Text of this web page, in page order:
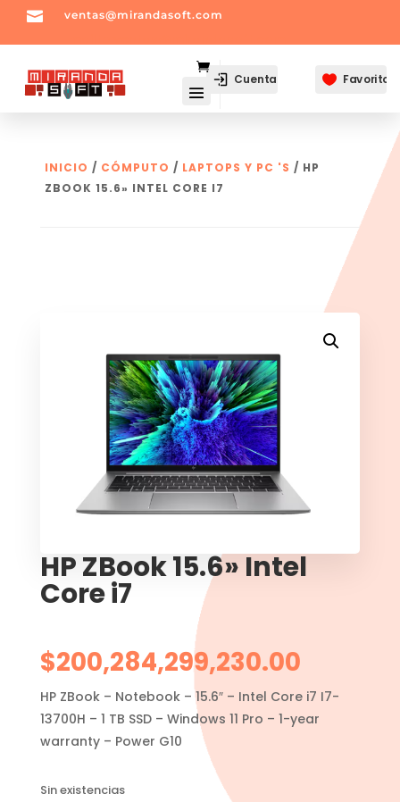
 ventas@mirandasoft.com
Cuenta  Favoritos
INICIO / CÓMPUTO / LAPTOPS Y PC 'S / HP
ZBOOK 15.6» INTEL CORE I7
HP ZBook 15.6» Intel
Core i7
$200,284,299,230.00
HP ZBook – Notebook – 15.6″ – Intel Core i7 I7-
13700H – 1 TB SSD – Windows 11 Pro – 1-year
warranty – Power G10
Sin existencias